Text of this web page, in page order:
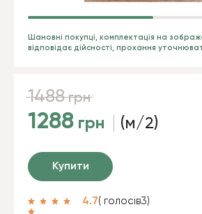
Шановні покупці, комплектація на
відповідає дійсності, прохання
1488 грн
1288 грн (м/2)
Купити
4.7( голосів3)